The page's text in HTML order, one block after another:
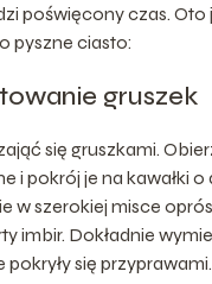
poświęcony czas. Oto
pyszne ciasto:
gruszek
się gruszkami.
i pokrój je na kawałki o
w szerokiej misce
imbir. Dokładnie
się przyprawami.